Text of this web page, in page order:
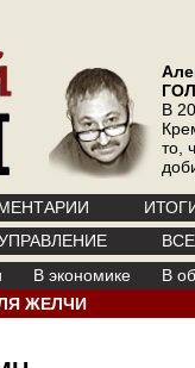
В
то,
В экономике
В
ЖЕЛЧИ